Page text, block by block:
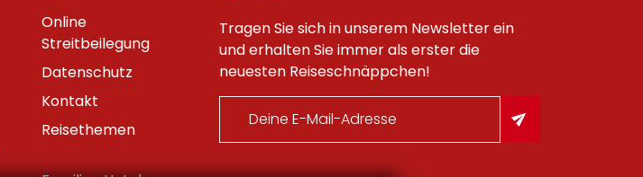
Online
Streitbeilegung
Datenschutz
Kontakt
Reisethemen
Tragen Sie sich in unserem Newsletter ein
und erhalten Sie immer als erster die
neuesten Reiseschnäppchen!